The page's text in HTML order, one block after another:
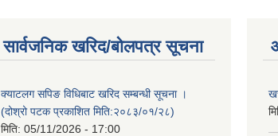
सार्वजनिक खरिद/बोलपत्र सूचना
क्याटलग सपिङ विधिबाट खरिद सम्बन्धी सूचना ।
(दोश्रो पटक प्रकाशित मिति:२०८३/०१/२८)
मिति: 05/11/2026 - 17:00